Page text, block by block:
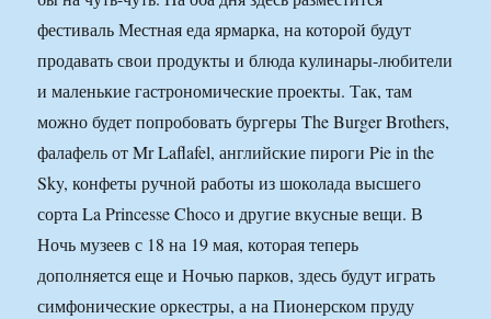
фестиваль Местная еда ярмарка, на которой будут
продавать свои продукты и блюда кулинары-любители
и маленькие гастрономические проекты. Так, там
можно будет попробовать бургеры The Burger Brothers,
фалафель от Mr Laflafel, английские пироги Pie in the
Sky, конфеты ручной работы из шоколада высшего
сорта La Princesse Choco и другие вкусные вещи. В
Ночь музеев с 18 на 19 мая, которая теперь
дополняется еще и Ночью парков, здесь будут играть
симфонические оркестры, а на Пионерском пруду